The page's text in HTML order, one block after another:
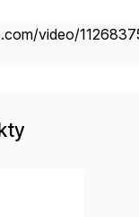
video/